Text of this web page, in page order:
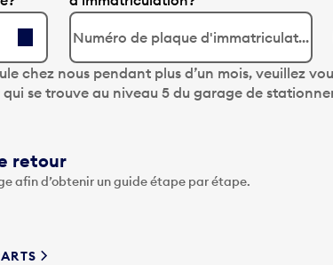
chez nous pendant plus d’un mois, veuillez
se trouve au niveau 5 du garage de
retour
afin d’obtenir un guide étape par étape.